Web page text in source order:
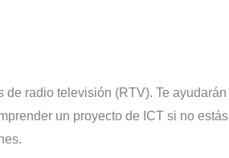
radio televisión (RTV). Te ayudarán
un proyecto de ICT si no estás